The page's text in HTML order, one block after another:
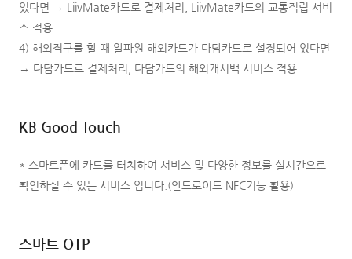
있다면 → LiivMate카드로 결제처리, LiivMate카드의 교통적립 서비
스 적용
4) 해외직구를 할 때 알파원 해외카드가 다담카드로 설정되어 있다면
→ 다담카드로 결제처리, 다담카드의 해외캐시백 서비스 적용
KB Good Touch
* 스마트폰에 카드를 터치하여 서비스 및 다양한 정보를 실시간으로
확인하실 수 있는 서비스 입니다.(안드로이드 NFC기능 활용)
스마트 OTP